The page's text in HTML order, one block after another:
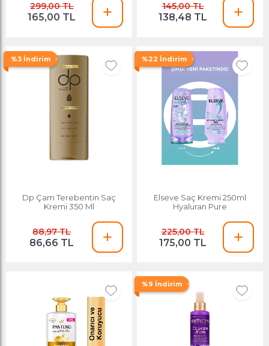
299,00 TL
165,00 TL
145,00 TL
138,48 TL
%3 İndirim
Dp Çam Terebentin Saç
Kremi 350 Ml
88,97 TL
86,66 TL
%22 İndirim
Elseve Saç Kremi 250ml
Hyaluran Pure
225,00 TL
175,00 TL
%9 İndirim